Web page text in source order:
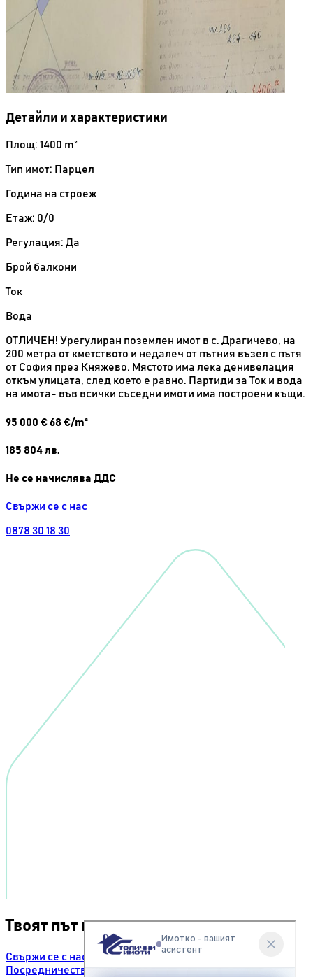
Детайли и характеристики
Площ: 1400 m²
Тип имот: Парцел
Година на строеж
Етаж: 0/0
Регулация: Да
Брой балкони
Ток
Вода
ОТЛИЧЕН! Урегулиран поземлен имот в с. Драгичево, на
200 метра от кметството и недалеч от пътния възел с пътя
от София през Княжево. Мястото има лека денивелация
откъм улицата, след което е равно. Партиди за Ток и вода
на имота- във всички съседни имоти има построени къщи.
95 000 €68 €/m²
185 804лв.
Не се начислява ДДС
Свържи се с нас
0878 30 18 30
Твоят път към успеха.
Свържи се с нас
Посредничество